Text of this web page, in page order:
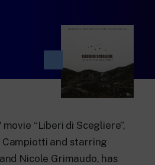
cartoons for the kids.
offices of RaiNews.
“Liberi di Scegliere”,
and starring
Nicole Grimaudo, has